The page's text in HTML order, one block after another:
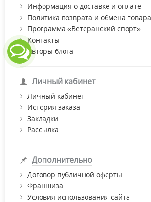
Информация о доставке и оплате
Политика возврата и обмена товара
Программа «Ветеранский спорт»
Контакты
Авторы блога
Личный кабинет
Личный кабинет
История заказа
Закладки
Рассылка
Дополнительно
Договор публичной оферты
Франшиза
Условия использования сайта